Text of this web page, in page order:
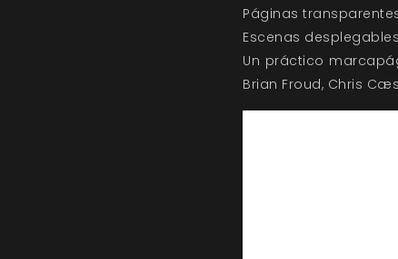
Páginas
Escenas
Un práctico
Brian Froud, Chris